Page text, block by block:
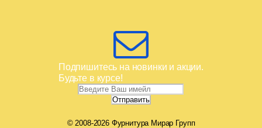
Подпишитесь на новинки и акции.
Будьте в курсе!
© 2008-2026 Фурнитура Мирар Групп